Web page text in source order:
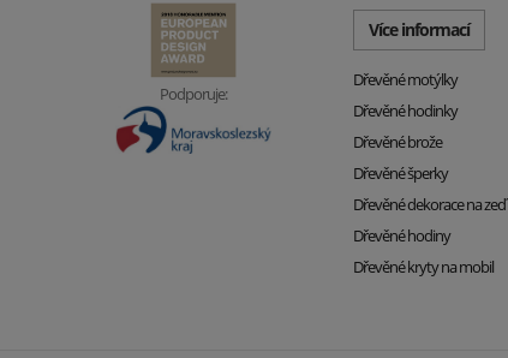
Podporuje:
Více informací
Dřevěné motýlky
Dřevěné hodinky
Dřevěné brože
Dřevěné šperky
Dřevěné dekorace na zeď
Dřevěné hodiny
Dřevěné kryty na mobil